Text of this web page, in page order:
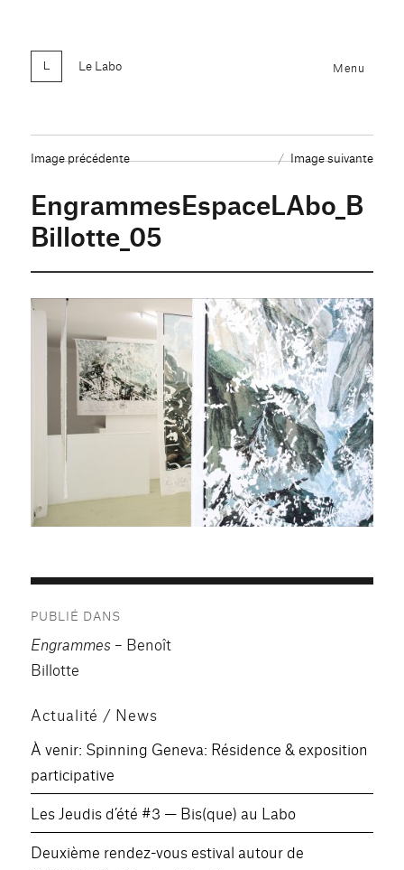
Le Labo Menu
Image précédente Image suivante
EngrammesEspaceLAbo_B
Billotte_05
de
l’article
PUBLIÉ DANS
Engrammes – Benoît
Billotte
Actualité / News
À venir: Spinning Geneva: Résidence & exposition
participative
Les Jeudis d’été #3 — Bis(que) au Labo
Deuxième rendez-vous estival autour de